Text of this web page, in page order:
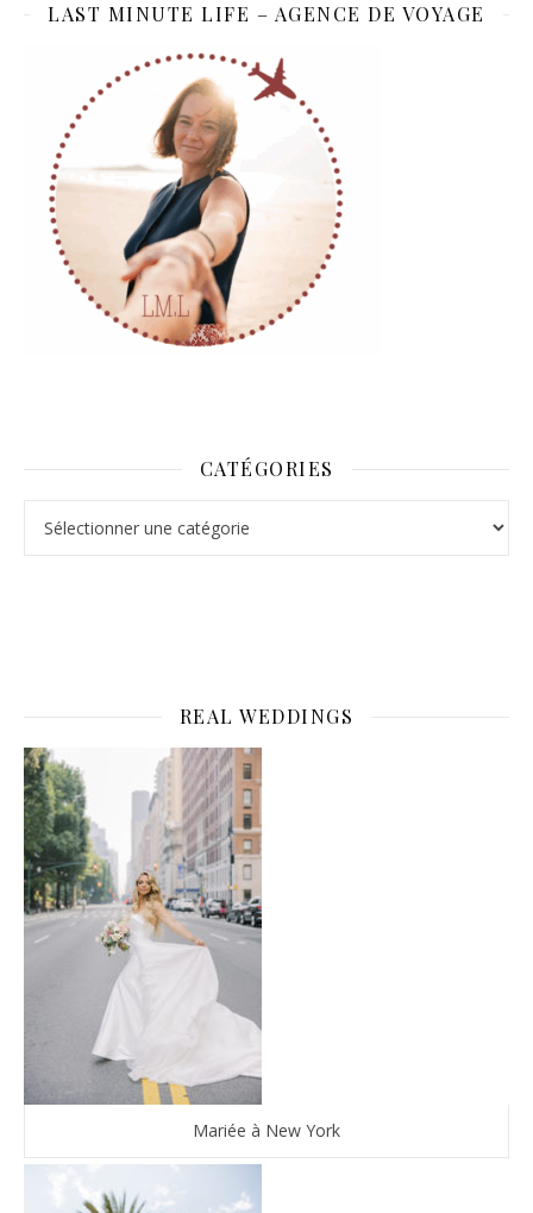
LAST MINUTE LIFE – AGENCE DE VOYAGE
CATÉGORIES
REAL WEDDINGS
Mariée à New York